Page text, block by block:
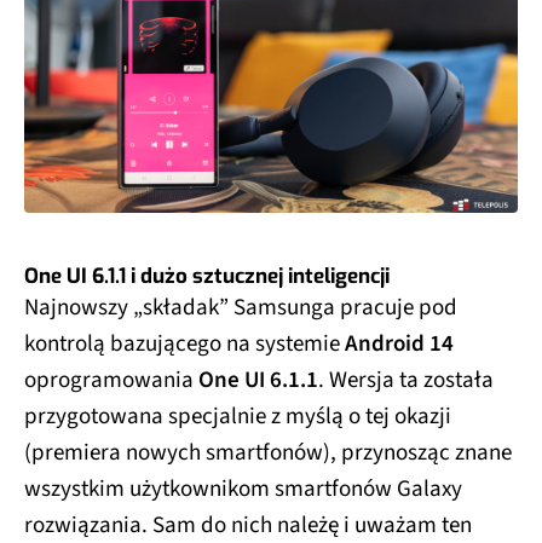
One UI 6.1.1 i dużo sztucznej inteligencji
Najnowszy „składak” Samsunga pracuje pod
kontrolą bazującego na systemieAndroid 14
oprogramowania One UI 6.1.1. Wersja ta została
przygotowana specjalnie z myślą o tej okazji
(premiera nowych smartfonów), przynosząc znane
wszystkim użytkownikom smartfonów Galaxy
rozwiązania. Sam do nich należę i uważam ten